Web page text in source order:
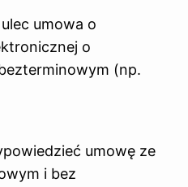
umowa o
o
(np.
umowę ze
i bez